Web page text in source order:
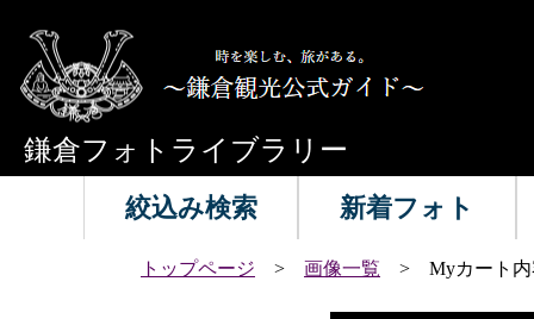
鎌倉フォトライブラリー
絞込み検索 新着フォト
トップページ > 画像一覧 > Myカート内